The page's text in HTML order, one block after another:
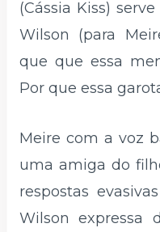
(Cássia Kiss)
Wilson (para
que que essa
Por que essa
Meire com a voz
uma amiga do
respostas
Wilson expressa